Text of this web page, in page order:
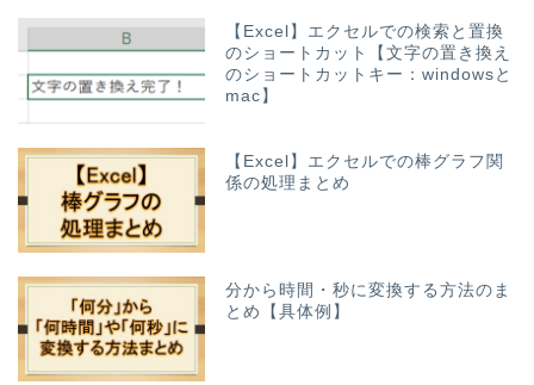
【Excel】エクセルでの検索と置換
のショートカット【文字の置き換え
のショートカットキー：windowsと
mac】
【Excel】エクセルでの棒グラフ関
係の処理まとめ
分から時間・秒に変換する方法のま
とめ【具体例】